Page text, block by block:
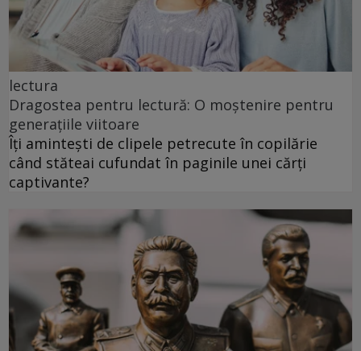
lectura
Dragostea pentru lectură: O moștenire pentru
generațiile viitoare
Îți amintești de clipele petrecute în copilărie
când stăteai cufundat în paginile unei cărți
captivante?